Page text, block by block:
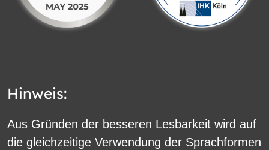
Hinweis:
Aus Gründen der besseren Lesbarkeit wird auf
die gleichzeitige Verwendung der Sprachformen